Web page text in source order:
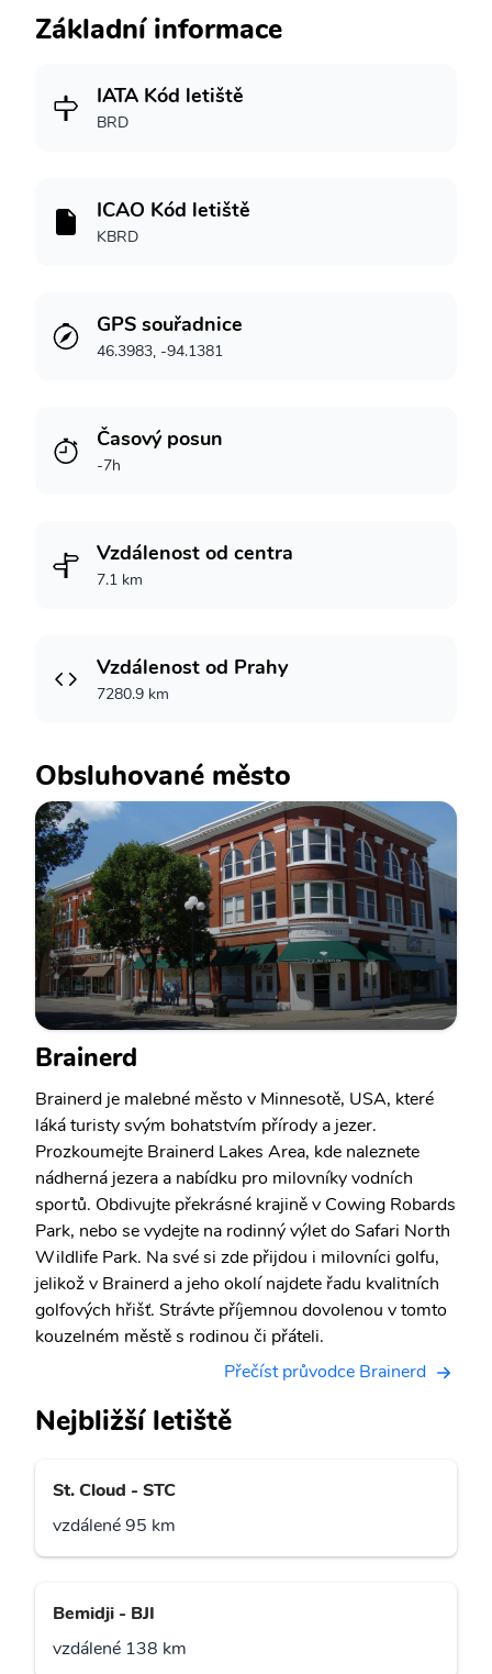
Základní informace
IATA Kód letiště
BRD
ICAO Kód letiště
KBRD
GPS souřadnice
46.3983, -94.1381
Časový posun
-7h
Vzdálenost od centra
7.1 km
Vzdálenost od Prahy
7280.9 km
Obsluhované město
Brainerd
Brainerd je malebné město v Minnesotě, USA, které
láká turisty svým bohatstvím přírody a jezer.
Prozkoumejte Brainerd Lakes Area, kde naleznete
nádherná jezera a nabídku pro milovníky vodních
sportů. Obdivujte překrásné krajině v Cowing Robards
Park, nebo se vydejte na rodinný výlet do Safari North
Wildlife Park. Na své si zde přijdou i milovníci golfu,
jelikož v Brainerd a jeho okolí najdete řadu kvalitních
golfových hřišť. Strávte příjemnou dovolenou v tomto
kouzelném městě s rodinou či přáteli.
Přečíst průvodce Brainerd
Nejbližší letiště
St. Cloud - STC
vzdálené 95 km
Bemidji - BJI
vzdálené 138 km